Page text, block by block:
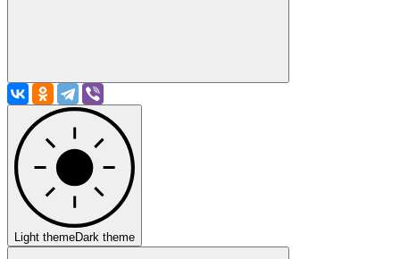
Light themeDark theme